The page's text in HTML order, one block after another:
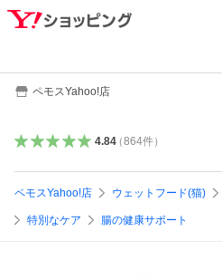
ペモスYahoo!店
4.84（864件）
ペモスYahoo!店 ウェットフード(猫)
特別なケア 腸の健康サポート